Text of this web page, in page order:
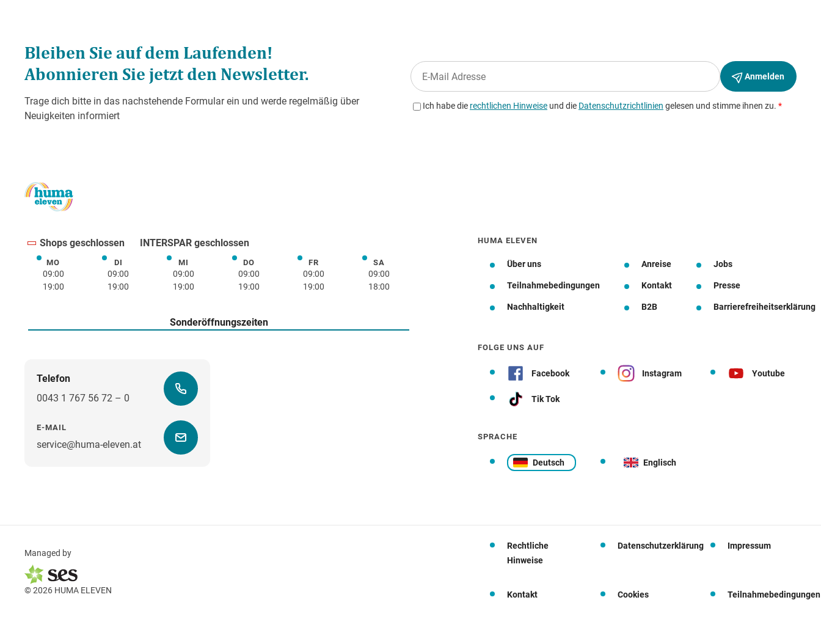
Shops geschlossen INTERSPAR geschlossen
MOMontag
09:00
19:00
DIDienstag
09:00
19:00
MIMittwoch
09:00
19:00
DODonnerstag
09:00
19:00
FRFreitag
09:00
19:00
SASamstag
09:00
18:00
Sonderöffnungszeiten
Telefon
0043 1 767 56 72 – 0
E-MAIL
service@huma-eleven.at
HUMA ELEVEN
Über uns Anreise Jobs
Teilnahmebedingungen Kontakt Presse
Nachhaltigkeit B2B Barrierefreiheitserklärung
FOLGE UNS AUF
Facebook Instagram Youtube
Tik Tok
SPRACHE
Deutsch Englisch
Managed by
© 2026 HUMA ELEVEN
Rechtliche
Hinweise
Datenschutzerklärung Impressum
Kontakt Cookies Teilnahmebedingungen